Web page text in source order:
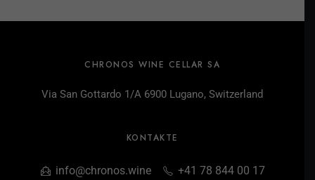
CHRONOS WINE CELLAR SA
Via San Gottardo 1/A 6900 Lugano, Switzerland
KONTAKTE
info@chronos.wine +41 78 844 00 17